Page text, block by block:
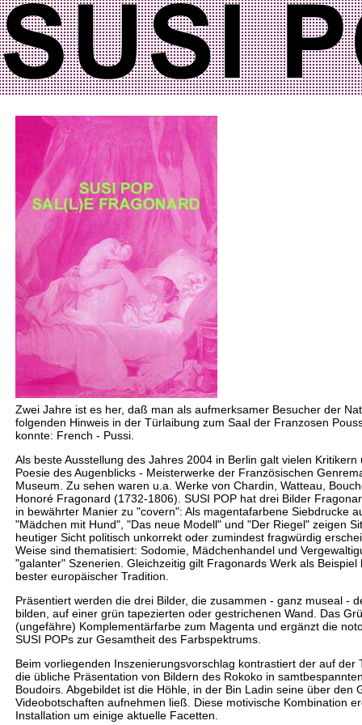
Zwei Jahre ist es her, daß man als aufmerksamer Besucher der
folgenden Hinweis in der Türlaibung zum Saal der Franzosen
konnte: French - Pussi.
Als beste Ausstellung des Jahres 2004 in Berlin galt vielen
Poesie des Augenblicks - Meisterwerke der Französischen
Museum. Zu sehen waren u.a. Werke von Chardin, Watteau,
Honoré Fragonard (1732-1806). SUSI POP hat drei Bilder
in bewährter Manier zu "covern": Als magentafarbene Siebdrucke
"Mädchen mit Hund", "Das neue Modell" und "Der Riegel" zeigen
heutiger Sicht politisch unkorrekt oder zumindest fragwürdig
Weise sind thematisiert: Sodomie, Mädchenhandel und
"galanter" Szenerien. Gleichzeitig gilt Fragonards Werk als Beispiel
bester europäischer Tradition.
Präsentiert werden die drei Bilder, die zusammen - ganz museal -
bilden, auf einer grün tapezierten oder gestrichenen Wand. Das
(ungefähre) Komplementärfarbe zum Magenta und ergänzt die
SUSI POPs zur Gesamtheit des Farbspektrums.
Beim vorliegenden Inszenierungsvorschlag kontrastiert der auf der
die übliche Präsentation von Bildern des Rokoko in
Boudoirs. Abgebildet ist die Höhle, in der Bin Ladin seine über den
Videobotschaften aufnehmen ließ. Diese motivische Kombination
Installation um einige aktuelle Facetten.